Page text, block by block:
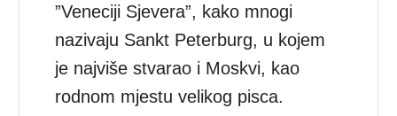
”Veneciji Sjevera”, kako mnogi
nazivaju Sankt Peterburg, u kojem
je najviše stvarao i Moskvi, kao
rodnom mjestu velikog pisca.